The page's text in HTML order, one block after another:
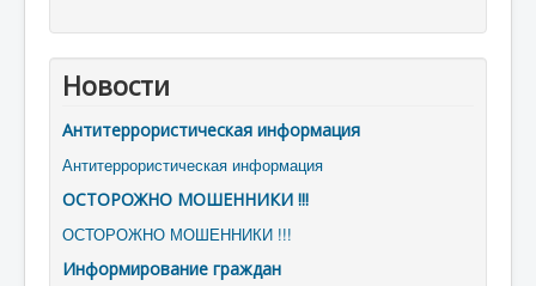
Новости
Антитеррористическая информация
Антитеррористическая информация
ОСТОРОЖНО МОШЕННИКИ !!!
ОСТОРОЖНО МОШЕННИКИ !!!
Информирование граждан